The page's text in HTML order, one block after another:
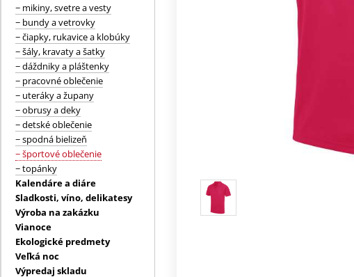
− mikiny, svetre a vesty
− bundy a vetrovky
− čiapky, rukavice a klobúky
− šály, kravaty a šatky
− dáždniky a pláštenky
− pracovné oblečenie
− uteráky a župany
− obrusy a deky
− detské oblečenie
− spodná bielizeň
− športové oblečenie
− topánky
Kalendáre a diáre
Sladkosti, víno, delikatesy
Výroba na zakázku
Vianoce
Ekologické predmety
Veľká noc
Výpredaj skladu